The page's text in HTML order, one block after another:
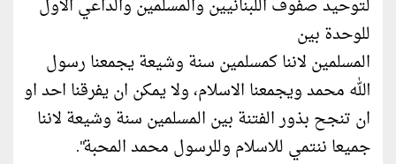
لتوحيد صفوف اللبنانيين والمسلمين والداعي الاول
للوحدة بين
المسلمين لاننا كمسلمين سنة وشيعة يجمعنا رسول
الله محمد ويجمعنا الاسلام، ولا يمكن ان يفرقنا احد او
ان تنجح بذور الفتنة بين المسلمين سنة وشيعة لاننا
جميعا ننتمي للاسلام وللرسول محمد المحبة".